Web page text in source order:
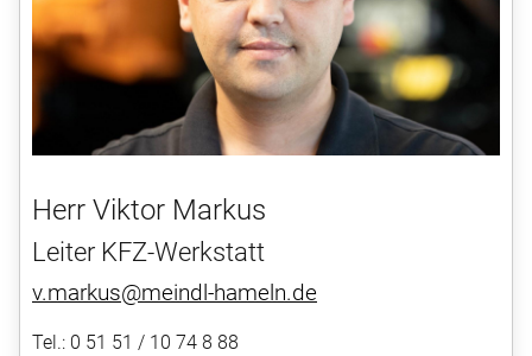
Herr Viktor Markus
Leiter KFZ-Werkstatt
v.markus@meindl-hameln.de
Tel.: 0 51 51 / 10 74 8 88